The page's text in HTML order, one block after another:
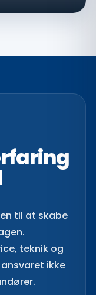
til at skabe
teknik og
ikke